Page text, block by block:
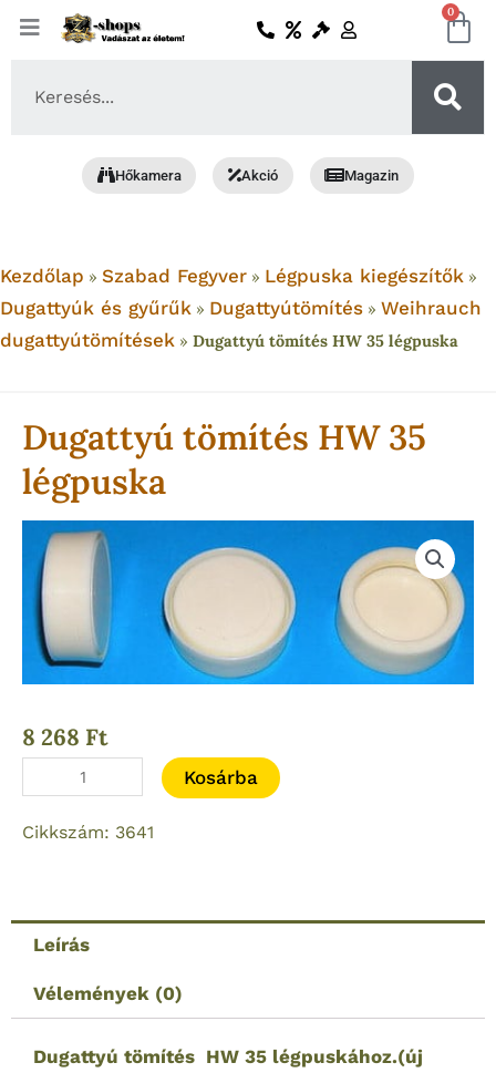
Skip
0
Hőkamera Akció Magazin
Kezdőlap » Szabad Fegyver » Légpuska kiegészítők »
Dugattyúk és gyűrűk » Dugattyútömítés » Weihrauch
dugattyútömítések » Dugattyú tömítés HW 35 légpuska
Dugattyú tömítés HW 35
légpuska
8 268 Ft
Dugattyú
tömítés
HW
mennyiség
Kosárba
Cikkszám: 3641
Leírás
Vélemények (0)
Dugattyú tömítés HW 35 légpuskához.(új